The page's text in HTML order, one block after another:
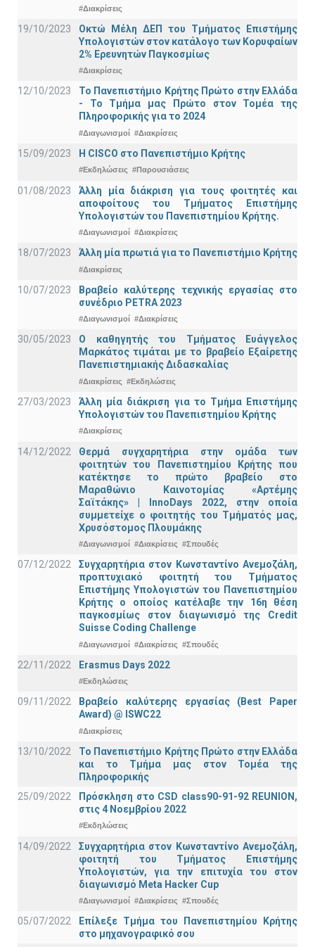
#Διακρίσεις
19/10/2023
Οκτώ Μέλη ΔΕΠ του Τμήματος Επιστήμης
Υπολογιστών στον κατάλογο των Κορυφαίων
2% Ερευνητών Παγκοσμίως
#Διακρίσεις
12/10/2023
Το Πανεπιστήμιο Κρήτης Πρώτο στην Ελλάδα
- Το Τμήμα μας Πρώτο στον Τομέα της
Πληροφορικής για το 2024
#Διαγωνισμοί #Διακρίσεις
15/09/2023 Η CISCO στο Πανεπιστήμιο Κρήτης
#Εκδηλώσεις #Παρουσιάσεις
01/08/2023
Άλλη μία διάκριση για τους φοιτητές και
αποφοίτους του Τμήματος Επιστήμης
Υπολογιστών του Πανεπιστημίου Κρήτης.
#Διαγωνισμοί #Διακρίσεις
18/07/2023 Άλλη μία πρωτιά για το Πανεπιστήμιο Κρήτης
#Διακρίσεις
10/07/2023
Βραβείο καλύτερης τεχνικής εργασίας στο
συνέδριο PETRA 2023
#Διαγωνισμοί #Διακρίσεις
30/05/2023
Ο καθηγητής του Τμήματος Ευάγγελος
Μαρκάτος τιμάται με το βραβείο Εξαίρετης
Πανεπιστημιακής Διδασκαλίας
#Διακρίσεις #Εκδηλώσεις
27/03/2023
Άλλη μία διάκριση για το Τμήμα Επιστήμης
Υπολογιστών του Πανεπιστημίου Κρήτης
#Διακρίσεις
14/12/2022
Θερμά συγχαρητήρια στην ομάδα των
φοιτητών του Πανεπιστημίου Κρήτης που
κατέκτησε το πρώτο βραβείο στο
Μαραθώνιο Καινοτομίας «Αρτέμης
Σαϊτάκης» | InnoDays 2022, στην οποία
συμμετείχε ο φοιτητής του Τμήματός μας,
Χρυσόστομος Πλουμάκης
#Διαγωνισμοί #Διακρίσεις #Σπουδές
07/12/2022
Συγχαρητήρια στον Κωνσταντίνο Ανεμοζάλη,
προπτυχιακό φοιτητή του Τμήματος
Επιστήμης Υπολογιστών του Πανεπιστημίου
Κρήτης ο οποίος κατέλαβε την 16η θέση
παγκοσμίως στον διαγωνισμό της Credit
Suisse Coding Challenge
#Διαγωνισμοί #Διακρίσεις #Σπουδές
22/11/2022 Erasmus Days 2022
#Εκδηλώσεις
09/11/2022
Βραβείο καλύτερης εργασίας (Best Paper
Award) @ ISWC22
#Διακρίσεις
13/10/2022
Το Πανεπιστήμιο Κρήτης Πρώτο στην Ελλάδα
και το Τμήμα μας στον Τομέα της
Πληροφορικής
25/09/2022
Πρόσκληση στο CSD class90-91-92 REUNION,
στις 4 Νοεμβρίου 2022
#Εκδηλώσεις
14/09/2022
Συγχαρητήρια στον Κωνσταντίνο Ανεμοζάλη,
φοιτητή του Τμήματος Επιστήμης
Υπολογιστών, για την επιτυχία του στον
διαγωνισμό Meta Hacker Cup
#Διαγωνισμοί #Διακρίσεις #Σπουδές
05/07/2022
Επίλεξε Τμήμα του Πανεπιστημίου Κρήτης
στο μηχανογραφικό σου